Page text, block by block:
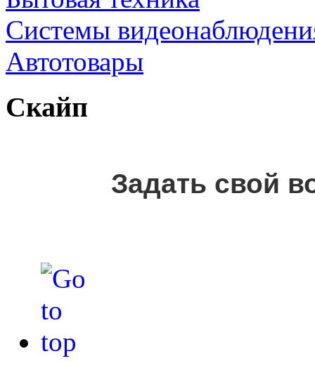
Cистемы
Автотовары
Скайп
Задать свой